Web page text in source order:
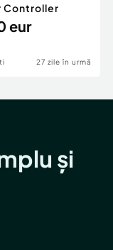
Controller
eur
27 zile în urmă
și